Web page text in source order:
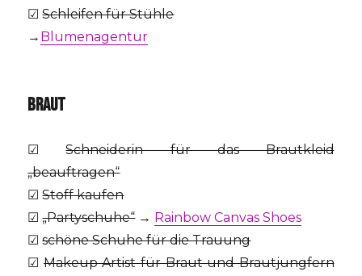
☑Schleifen für Stühle
→ Blumenagentur
BRAUT
☑Schneiderin für das Brautkleid
„beauftragen“
☑Stoff kaufen
☑„Partyschuhe“→ Rainbow Canvas Shoes
☑schöne Schuhe für die Trauung
☑ Makeup Artist für Braut und Brautjungfern